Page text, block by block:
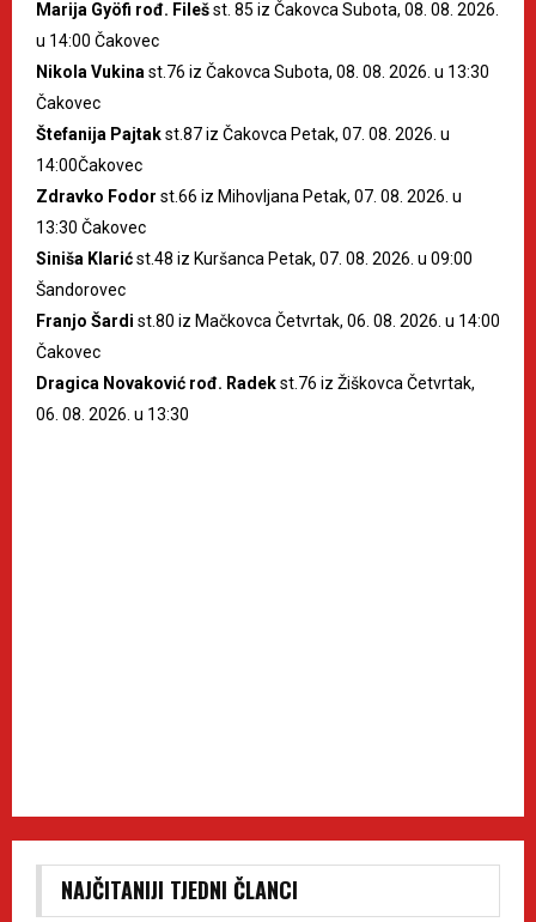
Marija Gyöfi rođ. Filešst. 85 iz Čakovca Subota, 08. 08. 2026.
u 14:00 Čakovec
Nikola Vukinast.76 iz Čakovca Subota, 08. 08. 2026. u 13:30
Čakovec
Štefanija Pajtakst.87 iz Čakovca Petak, 07. 08. 2026. u
14:00Čakovec
Zdravko Fodor st.66 iz Mihovljana Petak, 07. 08. 2026. u
13:30 Čakovec
Siniša Klarićst.48 iz Kuršanca Petak, 07. 08. 2026. u 09:00
Šandorovec
Franjo Šardi st.80 iz Mačkovca Četvrtak, 06. 08. 2026. u 14:00
Čakovec
Dragica Novaković rođ. Radekst.76 iz Žiškovca Četvrtak,
06. 08. 2026. u 13:30
NAJČITANIJI TJEDNI ČLANCI